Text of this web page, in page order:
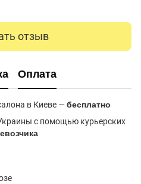
отзыв
Оплата
в Киеве —бесплатно
с помощью курьерских